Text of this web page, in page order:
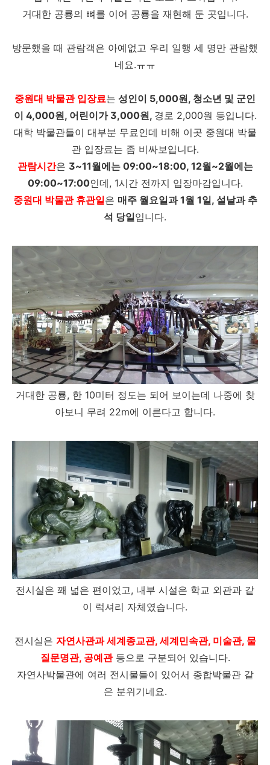
거대한 공룡의 뼈를 이어 공룡을 재현해 둔 곳입니다.
방문했을 때 관람객은 아예없고 우리 일행 세 명만 관람했
네요.ㅠㅠ
중원대 박물관 입장료는 성인이 5,000원, 청소년 및 군인
이 4,000원, 어린이가 3,000원, 경로 2,000원 등입니다.
대학 박물관들이 대부분 무료인데 비해 이곳 중원대 박물
관 입장료는 좀 비싸보입니다.
관람시간은 3~11월에는 09:00~18:00, 12월~2월에는
09:00~17:00인데, 1시간 전까지 입장마감입니다.
중원대 박물관 휴관일은 매주 월요일과 1월 1일, 설날과 추
석 당일입니다.
거대한 공룡, 한 10미터 정도는 되어 보이는데 나중에 찾
아보니 무려 22m에 이른다고 합니다.
전시실은 꽤 넓은 편이었고, 내부 시설은 학교 외관과 같
이 럭셔리 자체였습니다.
전시실은 자연사관과 세계종교관, 세계민속관, 미술관, 물
질문명관, 공예관등으로 구분되어 있습니다.
자연사박물관에 여러 전시물들이 있어서 종합박물관 같
은 분위기네요.